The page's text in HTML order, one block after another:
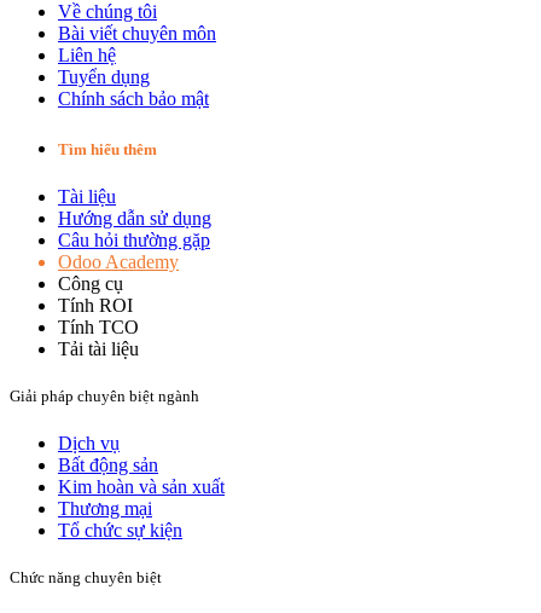
Về chúng tôi
Bài viết chuyên môn
Liên hệ
Tuyển dụng
Chính sách bảo mật
Tìm hiểu thêm
Tài liệu
Hướng dẫn sử dụng
Câu hỏi thường gặp
Odoo Academy
Công cụ
Tính ROI
Tính TCO
Tải tài liệu
Giải pháp chuyên biệt ngành
Dịch vụ
Bất động sản​
Kim hoàn và sản xuất​
Thương mại
Tổ chức sự kiện
Chức năng chuyên biệt